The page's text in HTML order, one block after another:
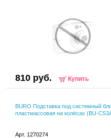
810 руб. Купить
BURO Подставка под системный
пластмассовая на колёсах (BU-
Арт. 1270274